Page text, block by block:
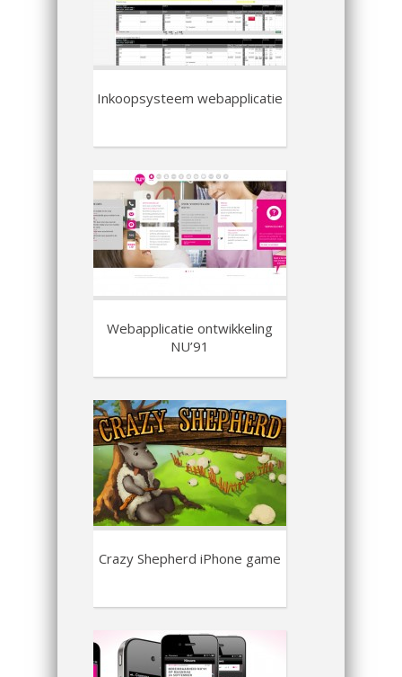
Inkoopsysteem webapplicatie
Webapplicatie ontwikkeling
NU’91
Crazy Shepherd iPhone game